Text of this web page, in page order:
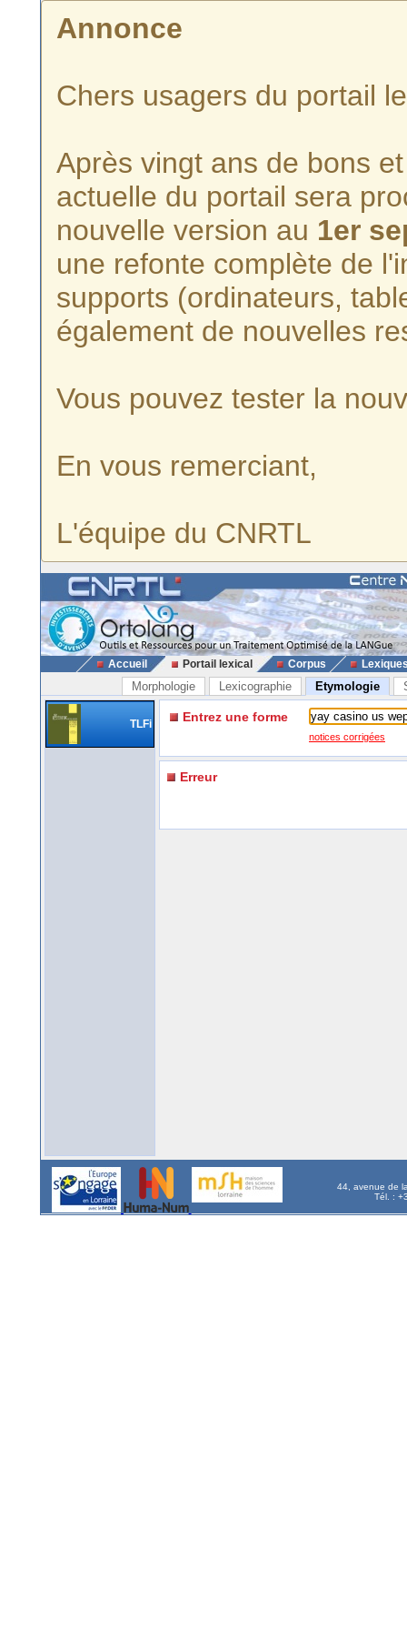
Annonce
Chers usagers du portail
Après vingt ans de bons
actuelle du portail sera
nouvelle version au 1er
une refonte complète de
supports (ordinateurs,
également de nouvelles
Vous pouvez tester la
En vous remerciant,
L'équipe du CNRTL
Accueil Portail lexical Corpus
Morphologie Lexicographie Etymologie
TLFi Entrez une forme
notices corrigées
Erreur
44, avenue de
Tél. :